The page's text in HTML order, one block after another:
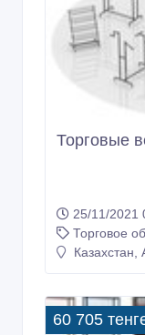
Торговые
25/11/2021
Торговое
Казахстан,
60 705